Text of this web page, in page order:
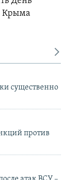
Крыма
существенно
против